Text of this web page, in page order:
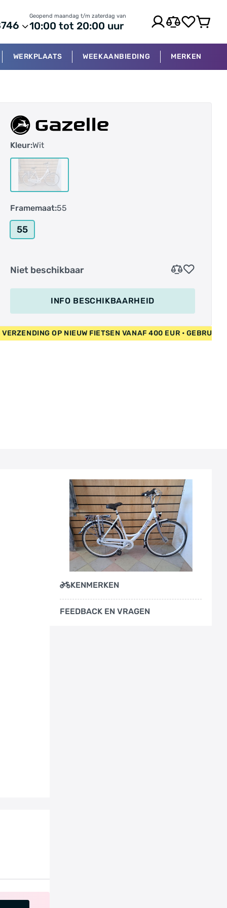
Geopend maandag t/m zaterdag van
10:00 tot 20:00 uur
WERKPLAATS WEEKAANBIEDING MERKEN
Kleur:Wit
Framemaat:55
55
Niet beschikbaar
INFO BESCHIKBAARHEID
GRATIS VERZENDING OP NIEUW FIETSEN VANAF 400 EUR •
KENMERKEN
FEEDBACK EN VRAGEN